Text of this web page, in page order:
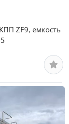
ZF9, емкость